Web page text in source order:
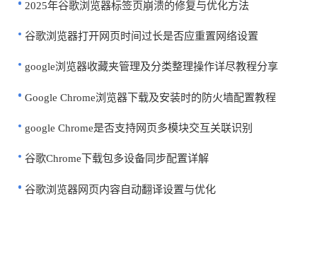
2025年谷歌浏览器标签页崩溃的修复与优化方法
谷歌浏览器打开网页时间过长是否应重置网络设置
google浏览器收藏夹管理及分类整理操作详尽教程分享
Google Chrome浏览器下载及安装时的防火墙配置教程
google Chrome是否支持网页多模块交互关联识别
谷歌Chrome下载包多设备同步配置详解
谷歌浏览器网页内容自动翻译设置与优化